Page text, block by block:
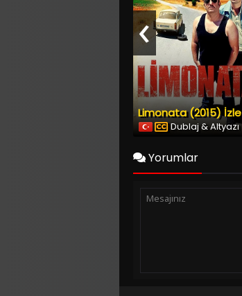
Limonata (2015) İzle
Dublaj & Altyazı
‹
Yorumlar